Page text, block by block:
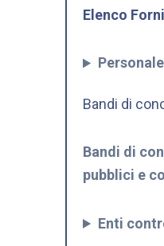
Elenco
Personale
Bandi di
Bandi di
pubblici e
Enti